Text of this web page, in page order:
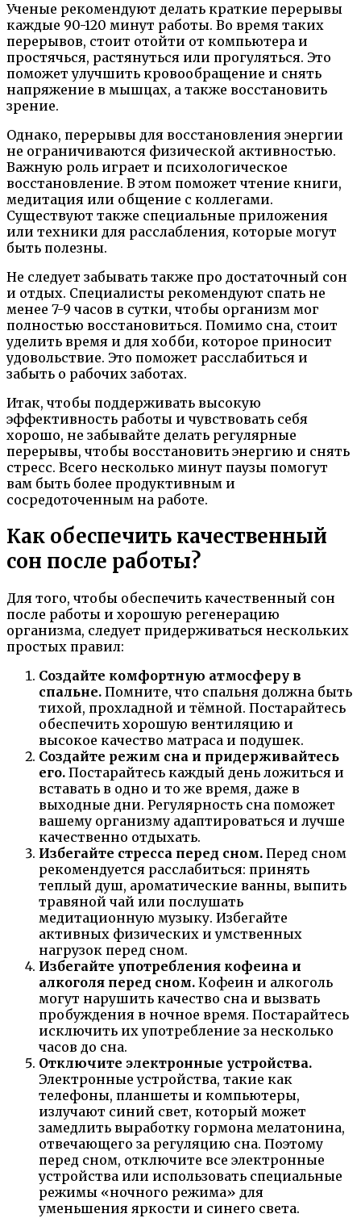
Ученые рекомендуют делать краткие перерывы
каждые 90-120 минут работы. Во время таких
перерывов, стоит отойти от компьютера и
простячься, растянуться или прогуляться. Это
поможет улучшить кровообращение и снять
напряжение в мышцах, а также восстановить
зрение.
Однако, перерывы для восстановления энергии
не ограничиваются физической активностью.
Важную роль играет и психологическое
восстановление. В этом поможет чтение книги,
медитация или общение с коллегами.
Существуют также специальные приложения
или техники для расслабления, которые могут
быть полезны.
Не следует забывать также про достаточный сон
и отдых. Специалисты рекомендуют спать не
менее 7-9 часов в сутки, чтобы организм мог
полностью восстановиться. Помимо сна, стоит
уделить время и для хобби, которое приносит
удовольствие. Это поможет расслабиться и
забыть о рабочих заботах.
Итак, чтобы поддерживать высокую
эффективность работы и чувствовать себя
хорошо, не забывайте делать регулярные
перерывы, чтобы восстановить энергию и снять
стресс. Всего несколько минут паузы помогут
вам быть более продуктивным и
сосредоточенным на работе.
Как обеспечить качественный
сон после работы?
Для того, чтобы обеспечить качественный сон
после работы и хорошую регенерацию
организма, следует придерживаться нескольких
простых правил:
Создайте комфортную атмосферу в
спальне. Помните, что спальня должна быть
тихой, прохладной и тёмной. Постарайтесь
обеспечить хорошую вентиляцию и
высокое качество матраса и подушек.
Создайте режим сна и придерживайтесь
его. Постарайтесь каждый день ложиться и
вставать в одно и то же время, даже в
выходные дни. Регулярность сна поможет
вашему организму адаптироваться и лучше
качественно отдыхать.
Избегайте стресса перед сном. Перед сном
рекомендуется расслабиться: принять
теплый душ, ароматические ванны, выпить
травяной чай или послушать
медитационную музыку. Избегайте
активных физических и умственных
нагрузок перед сном.
Избегайте употребления кофеина и
алкоголя перед сном. Кофеин и алкоголь
могут нарушить качество сна и вызвать
пробуждения в ночное время. Постарайтесь
исключить их употребление за несколько
часов до сна.
Отключите электронные устройства.
Электронные устройства, такие как
телефоны, планшеты и компьютеры,
излучают синий свет, который может
замедлить выработку гормона мелатонина,
отвечающего за регуляцию сна. Поэтому
перед сном, отключите все электронные
устройства или использовать специальные
режимы «ночного режима» для
уменьшения яркости и синего света.